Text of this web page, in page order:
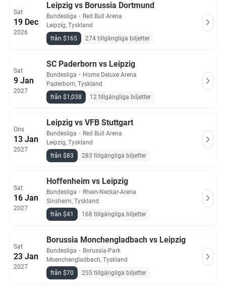
Sat
19 Dec
2026
Leipzig vs Borussia Dortmund
Bundesliga ・ Red Bull Arena
Leipzig, Tyskland
från $165
274 tillgängliga biljetter
Sat
9 Jan
2027
SC Paderborn vs Leipzig
Bundesliga ・ Home Deluxe Arena
Paderborn, Tyskland
från $1,038
12 tillgängliga biljetter
Ons
13 Jan
2027
Leipzig vs VFB Stuttgart
Bundesliga ・ Red Bull Arena
Leipzig, Tyskland
från $83
283 tillgängliga biljetter
Sat
16 Jan
2027
Hoffenheim vs Leipzig
Bundesliga ・ Rhein-Neckar-Arena
Sinsheim, Tyskland
från $41
168 tillgängliga biljetter
Sat
23 Jan
2027
Borussia Monchengladbach vs Leipzig
Bundesliga ・ Borussia-Park
Moenchengladbach, Tyskland
från $70
255 tillgängliga biljetter